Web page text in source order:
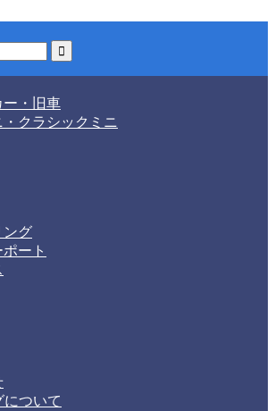
ー・旧車
・クラシックミニ
ング
ート
について